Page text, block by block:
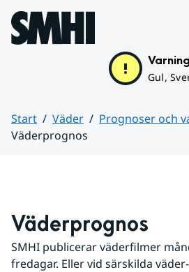
Hoppa till sidans innehåll
Varning
Gul,
Start Väder
Prognoser och
Väderprognos
Väderprognos
SMHI publicerar väderfilmer
fredagar. Eller vid särskilda